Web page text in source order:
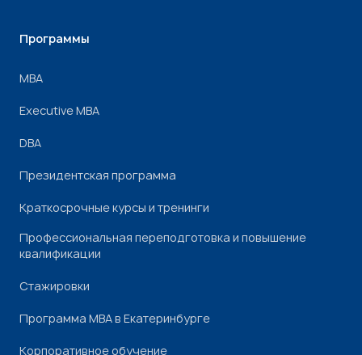
Программы
МВА
Executive MBA
DBA
Президентская программа
Краткосрочные курсы и тренинги
Профессиональная переподготовка и повышение
квалификации
Стажировки
Программа МВА в Екатеринбурге
Корпоративное обучение